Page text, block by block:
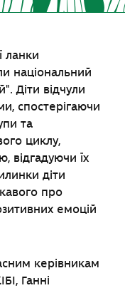
ланки
національний
Діти відчули
спостерігаючи
та
циклу,
відгадуючи їх
діти
про
емоцій
керівникам
Ганні